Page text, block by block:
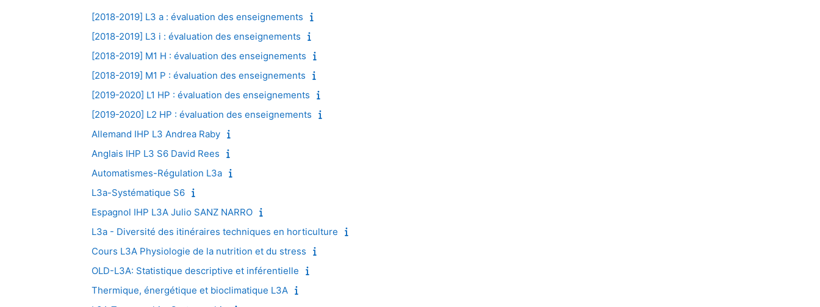
[2018-2019] L3 a : évaluation des enseignements
[2018-2019] L3 i : évaluation des enseignements
[2018-2019] M1 H : évaluation des enseignements
[2018-2019] M1 P : évaluation des enseignements
[2019-2020] L1 HP : évaluation des enseignements
[2019-2020] L2 HP : évaluation des enseignements
Allemand IHP L3 Andrea Raby
Anglais IHP L3 S6 David Rees
Automatismes-Régulation L3a
L3a-Systématique S6
Espagnol IHP L3A Julio SANZ NARRO
L3a - Diversité des itinéraires techniques en horticulture
Cours L3A Physiologie de la nutrition et du stress
OLD-L3A: Statistique descriptive et inférentielle
Thermique, énergétique et bioclimatique L3A